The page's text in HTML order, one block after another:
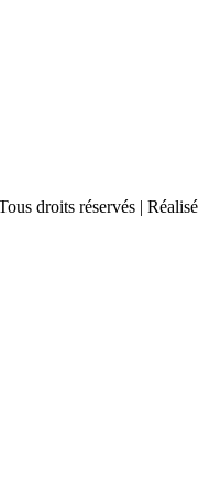
droits réservés | Réalisé